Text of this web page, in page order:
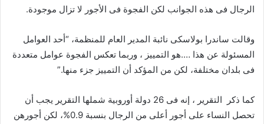
الرجال فى هذه الجوانب لكن الفجوة فى الأجور لا تزال موجودة.
وقالت ساندرا بولاسكى نائبة المدير العام للمنظمة، “أحد العوامل
المسئولة عن هذا ….هو التمييز ، وربما تعكس الفجوة عوامل متعددة
فى بلدان مختلفة، لكن من المؤكد أن التمييز جزء منها.”
كما ذكر التقرير ، إنه فى 26 دولة أوروبية شملها التقرير يجب أن
تحصل النساء على أجور أعلى من الرجال بنسبة 0.9%، لكن أجورهن